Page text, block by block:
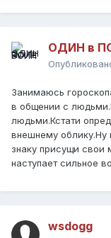
ОДИН в
Занимаюсь
в общении с
людьми.Кстати
внешнему
знаку присущи свои
наступает сильное
wsdogg